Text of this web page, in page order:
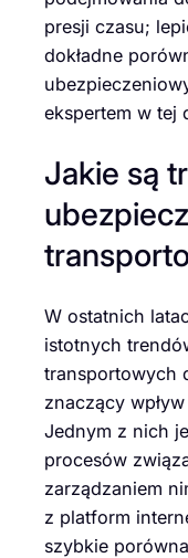
presji czasu;
dokładne
ekspertem w tej
Jakie są
W ostatnich
istotnych
transportowych
znaczący
Jednym z nich
procesów
zarządzaniem
z platform
szybkie